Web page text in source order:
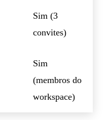
Sim (3
convites)
Sim
(membros do
workspace)